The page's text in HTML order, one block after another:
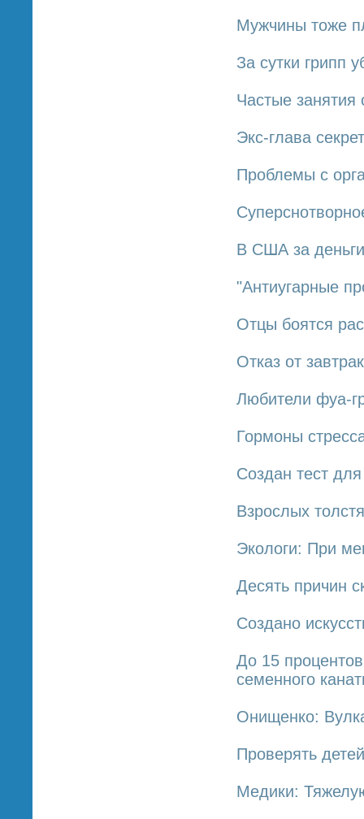
Мужчины тоже
За сутки грипп
Частые занятия
Экс-глава
Проблемы с
В США за
"Антиугарные
Отцы боятся
Отказ от
Любители фуа-
Гормоны
Создан тест
Взрослых
Экологи: При
Десять причин
Создано
До 15
семенного
Онищенко:
Проверять
Медики: